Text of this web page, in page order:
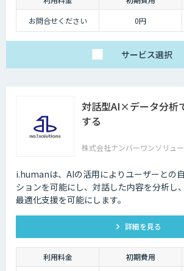
お問合せください
0円
サービス選択
対話型AI×データ分析
する
株式会社ナンバーワンソリュ
i.humanは、AIの活用によりユーザーとの
ションを可能にし、対話した内容を分析し
最適化支援を可能にします。
詳細を見る
利用料金 初期費用